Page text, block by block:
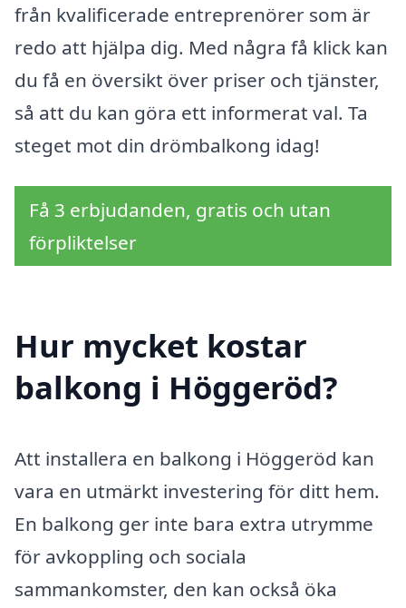
från kvalificerade entreprenörer som är
redo att hjälpa dig. Med några få klick kan
du få en översikt över priser och tjänster,
så att du kan göra ett informerat val. Ta
steget mot din drömbalkong idag!
Få 3 erbjudanden, gratis och utan
förpliktelser
Hur mycket kostar
balkong i Höggeröd?
Att installera en balkong i Höggeröd kan
vara en utmärkt investering för ditt hem.
En balkong ger inte bara extra utrymme
för avkoppling och sociala
sammankomster, den kan också öka